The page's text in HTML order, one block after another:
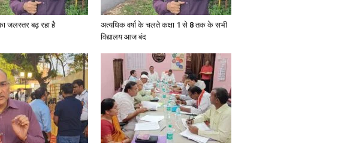
Hindi
News
जलस्तर बढ़ रहा है
अत्यधिक वर्षा के चलते कक्षा 1 से 8 तक के सभी
विद्यालय आज बंद